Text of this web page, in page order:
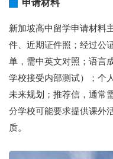
申请材料
新加坡高中留学申请材料
件、近期证件照；经过公
单，需中英文对照；语言
学校接受内部测试）；个
未来规划；推荐信，通常
分学校可能要求提供课外
质。